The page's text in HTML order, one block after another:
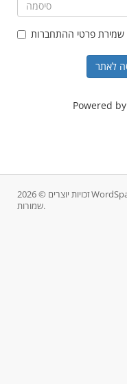
שמירת פרטי ההתחברות
Powered by
זכויות יוצרים © 2026 WordSpaces by Front & Social כל הזכויות
שמורות.